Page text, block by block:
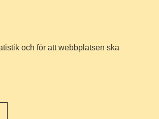
och för att webbplatsen ska